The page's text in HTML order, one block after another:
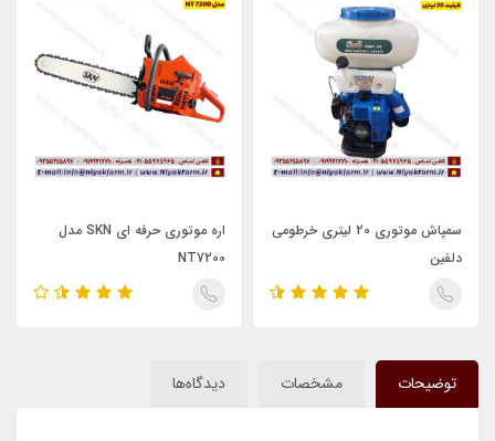
سمپاش موتوری 20 لیتری خرطومی
دلفین
اره موتوری حرفه ای SKN مدل
NT7200
توضیحات مشخصات دیدگاه‌ها